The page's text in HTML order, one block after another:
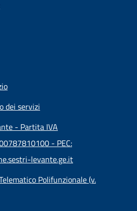
dei servizi
- Partita IVA
- PEC:
levante.ge.it
Polifunzionale (v.